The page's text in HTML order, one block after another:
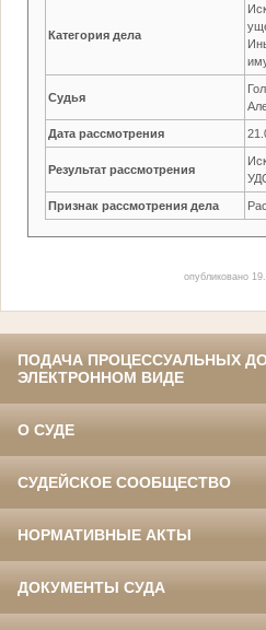
Категория дела
Судья
Дата рассмотрения
Результат рассмотрения
Признак рассмотрения дела
опубликовано
ПОДАЧА ПРОЦЕССУАЛЬНЫХ
ЭЛЕКТРОННОМ ВИДЕ
О СУДЕ
СУДЕЙСКОЕ СООБЩЕСТВО
НОРМАТИВНЫЕ АКТЫ
ДОКУМЕНТЫ СУДА